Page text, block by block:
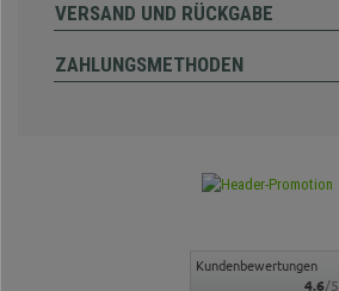
VERSAND UND RÜCKGABE
ZAHLUNGSMETHODEN
Kundenbewertungen
4.6/5